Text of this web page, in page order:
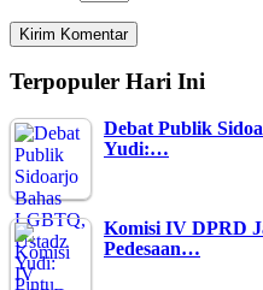
Terpopuler Hari Ini
Debat Publik
Yudi:…
Komisi IV DPRD
Pedesaan…